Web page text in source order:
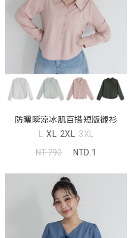
防曬瞬涼冰肌百搭短版襯衫
L XL 2XL 3XL
NT.790
NTD.1